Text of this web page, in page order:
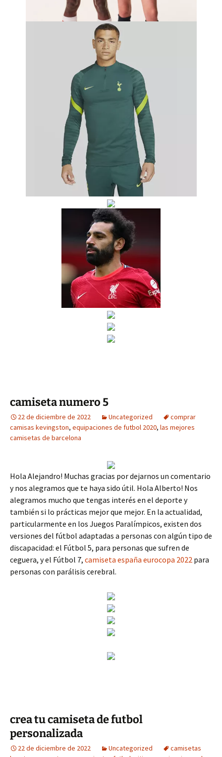
camiseta numero 5
22 de diciembre de 2022 Uncategorized
comprar
camisas kevingston, equipaciones de futbol 2020, las mejores
camisetas de barcelona
Hola Alejandro! Muchas gracias por dejarnos un comentario
y nos alegramos que te haya sido útil. Hola Alberto! Nos
alegramos mucho que tengas interés en el deporte y
también si lo prácticas mejor que mejor. En la actualidad,
particularmente en los Juegos Paralímpicos, existen dos
versiones del fútbol adaptadas a personas con algún tipo de
discapacidad: el Fútbol 5, para personas que sufren de
ceguera, y el Fútbol 7, camiseta españa eurocopa 2022 para
personas con parálisis cerebral.
crea tu camiseta de futbol
personalizada
22 de diciembre de 2022 Uncategorized
camisetas